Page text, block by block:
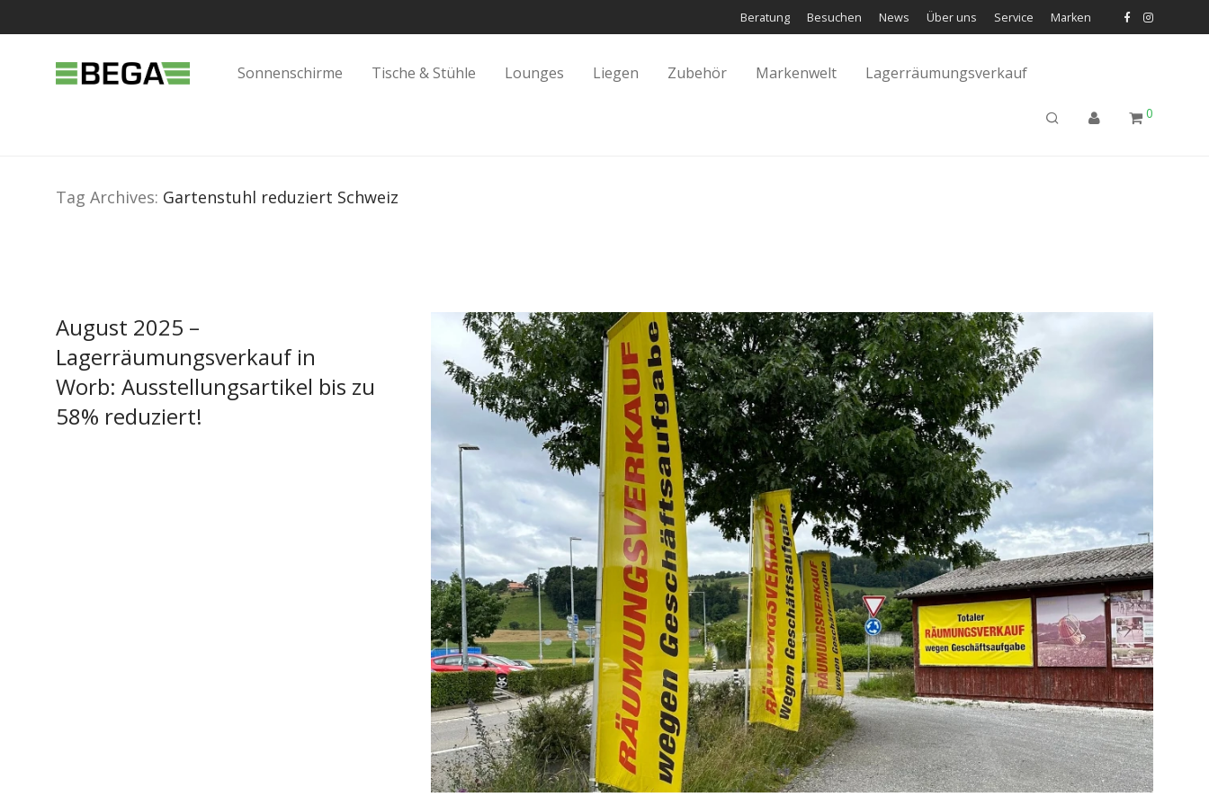
Beratung Besuchen News Über uns Service Marken
Sonnenschirme Tische & Stühle Lounges Liegen Zubehör Markenwelt Lagerräumungsverkauf
0
Tag Archives: Gartenstuhl reduziert Schweiz
August 2025 –
Lagerräumungsverkauf in
Worb: Ausstellungsartikel bis zu
58% reduziert!